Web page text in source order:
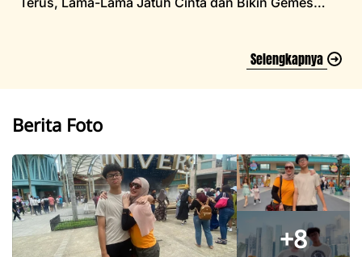
Selengkapnya
Berita Foto
+8